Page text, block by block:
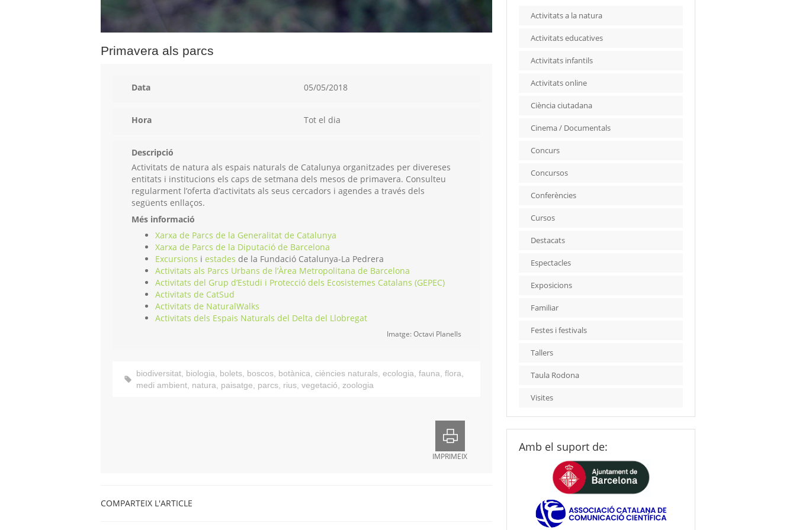
Primavera als parcs
Data 05/05/2018
Hora Tot el dia
Descripció
Activitats de natura als espais naturals de Catalunya organitzades per divereses
entitats i institucions els caps de setmana dels mesos de primavera. Consulteu
regularment l’oferta d’activitats als seus cercadors i agendes a través dels
següents enllaços.
Més informació
Xarxa de Parcs de la Generalitat de Catalunya
Xarxa de Parcs de la Diputació de Barcelona
Excursions i estades de la Fundació Catalunya-La Pedrera
Activitats als Parcs Urbans de l’Àrea Metropolitana de Barcelona
Activitats del Grup d’Estudi i Protecció dels Ecosistemes Catalans (GEPEC)
Activitats de CatSud
Activitats de NaturalWalks
Activitats dels Espais Naturals del Delta del Llobregat
Imatge: Octavi Planells
biodiversitat, biologia, bolets, boscos, botànica, ciències naturals, ecologia, fauna, flora,
medi ambient, natura, paisatge, parcs, rius, vegetació, zoologia
IMPRIMEIX
COMPARTEIX L'ARTICLE
Activitats a la natura
Activitats educatives
Activitats infantils
Activitats online
Ciència ciutadana
Cinema / Documentals
Concurs
Concursos
Conferències
Cursos
Destacats
Espectacles
Exposicions
Familiar
Festes i festivals
Tallers
Taula Rodona
Visites
Amb el suport de: